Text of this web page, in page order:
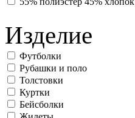
Изделие
Футболки
Рубашки и поло
Толстовки
Куртки
Бейсболки